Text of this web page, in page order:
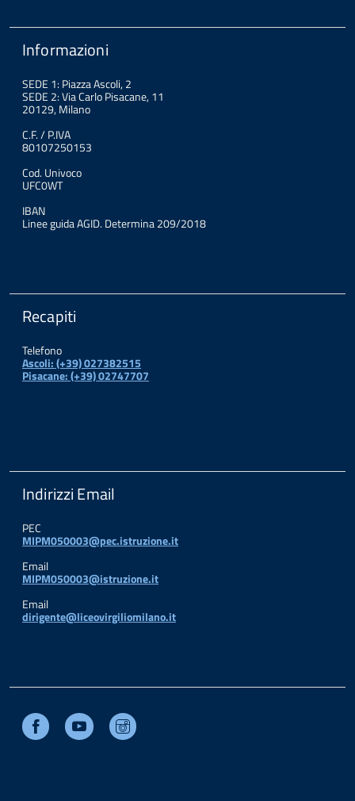
Informazioni
SEDE 1: Piazza Ascoli, 2
SEDE 2: Via Carlo Pisacane, 11
20129, Milano
C.F. / P.IVA
80107250153
Cod. Univoco
UFC0WT
IBAN
Linee guida AGID. Determina 209/2018
Recapiti
Telefono
Ascoli: (+39) 027382515
Pisacane: (+39) 02747707
Indirizzi Email
PEC
MIPM050003@pec.istruzione.it
Email
MIPM050003@istruzione.it
Email
dirigente@liceovirgiliomilano.it
Facebook Youtube